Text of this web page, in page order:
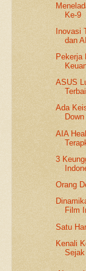
Ke-9
Inovasi
dan
Pekerja
ASUS
Ada
AIA
3
Orang
Film
Satu
Kenali